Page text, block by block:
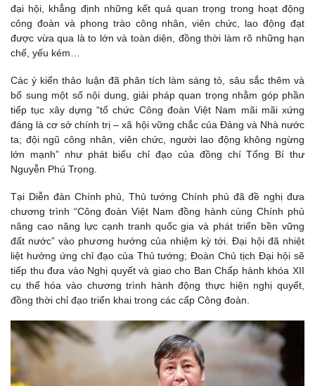
đại hội, khẳng định những kết quả quan trọng trong hoạt động
công đoàn và phong trào công nhân, viên chức, lao động đạt
được vừa qua là to lớn và toàn diện, đồng thời làm rõ những hạn
chế, yếu kém…
Các ý kiến thảo luận đã phân tích làm sáng tỏ, sâu sắc thêm và
bổ sung một số nội dung, giải pháp quan trọng nhằm góp phần
tiếp tục xây dựng “tổ chức Công đoàn Việt Nam mãi mãi xứng
đáng là cơ sở chính trị – xã hội vững chắc của Đảng và Nhà nước
ta; đội ngũ công nhân, viên chức, người lao động không ngừng
lớn mạnh” như phát biểu chỉ đạo của đồng chí Tổng Bí thư
Nguyễn Phú Trọng.
Tại Diễn đàn Chính phủ, Thủ tướng Chính phủ đã đề nghị đưa
chương trình “Công đoàn Việt Nam đồng hành cùng Chính phủ
nâng cao năng lực cạnh tranh quốc gia và phát triển bền vững
đất nước” vào phương hướng của nhiệm kỳ tới. Đại hội đã nhiệt
liệt hưởng ứng chỉ đạo của Thủ tướng; Đoàn Chủ tịch Đại hội sẽ
tiếp thu đưa vào Nghị quyết và giao cho Ban Chấp hành khóa XII
cụ thể hóa vào chương trình hành động thực hiện nghị quyết,
đồng thời chỉ đạo triển khai trong các cấp Công đoàn.